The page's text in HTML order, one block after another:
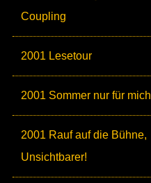
Coupling
2001 Lesetour
2001 Sommer nur für mich
2001 Rauf auf die Bühne,
Unsichtbarer!